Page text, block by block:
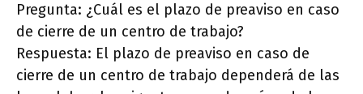
Pregunta: ¿Cuál es el plazo de preaviso en caso
de cierre de un centro de trabajo?
Respuesta: El plazo de preaviso en caso de
cierre de un centro de trabajo dependerá de las